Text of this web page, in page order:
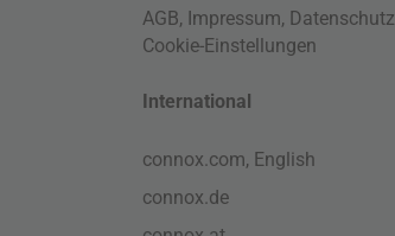
AGB, Impressum, Datenschutz
Cookie-Einstellungen
International
connox.com, English
connox.de